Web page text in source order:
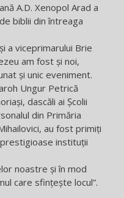
A.D. Xenopol Arad a
biblii din întreaga
a viceprimarului Brie
am fost și noi,
și unic eveniment.
Ungur Petrică
dascăli ai Școlii
din Primăria
au fost primiți
instituții
noastre și în mod
care sfințește locul”.